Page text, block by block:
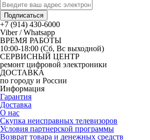
Подписаться
+7 (914) 430-6000
Viber / Whatsapp
ВРЕМЯ РАБОТЫ
10:00-18:00 (Сб, Вс выходной)
СЕРВИСНЫЙ ЦЕНТР
ремонт цифровой электроники
ДОСТАВКА
по городу и России
Информация
Гарантия
Доставка
О нас
Скупка неисправных телевизоров
Условия партнерской программы
Возврат товара и денежных средств